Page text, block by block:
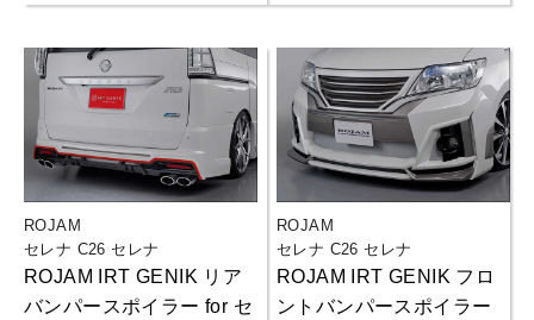
ROJAM
セレナ C26 セレナ
ROJAM IRT GENIK リア
バンパースポイラー for セ
ROJAM
セレナ C26 セレナ
ROJAM IRT GENIK フロ
ントバンパースポイラー